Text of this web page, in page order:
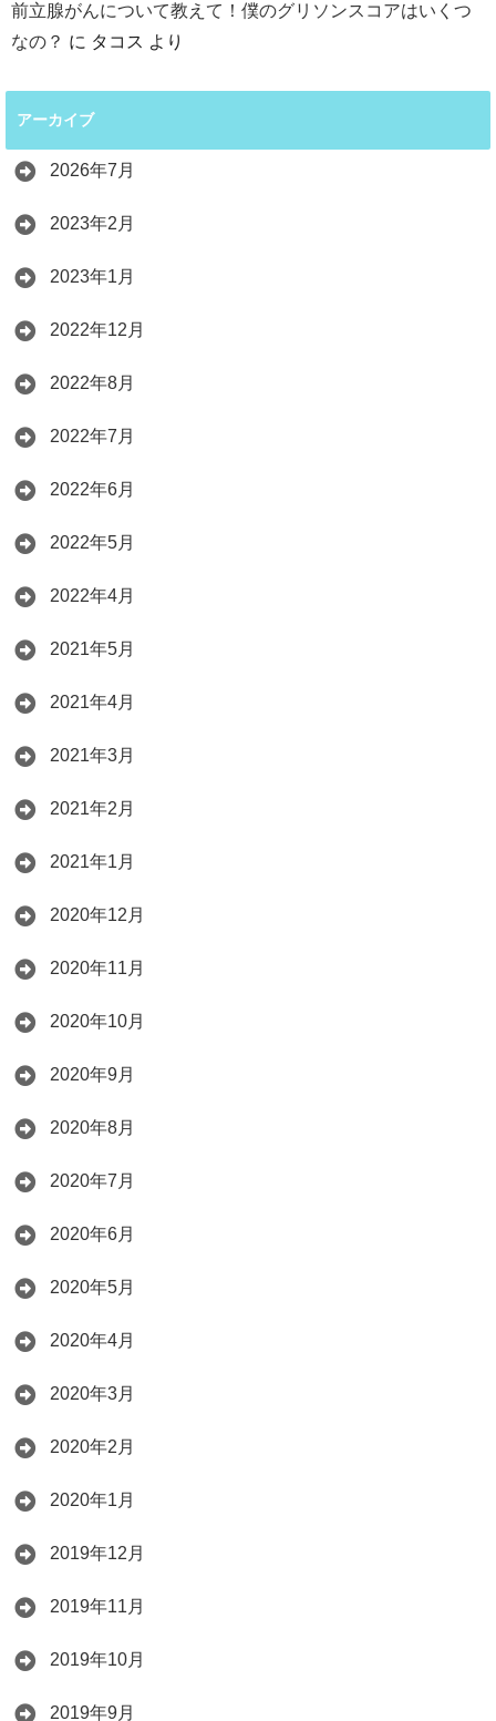
前立腺がんについて教えて！僕のグリソンスコアはいくつ
なの？ に タコス より
アーカイブ
2026年7月
2023年2月
2023年1月
2022年12月
2022年8月
2022年7月
2022年6月
2022年5月
2022年4月
2021年5月
2021年4月
2021年3月
2021年2月
2021年1月
2020年12月
2020年11月
2020年10月
2020年9月
2020年8月
2020年7月
2020年6月
2020年5月
2020年4月
2020年3月
2020年2月
2020年1月
2019年12月
2019年11月
2019年10月
2019年9月